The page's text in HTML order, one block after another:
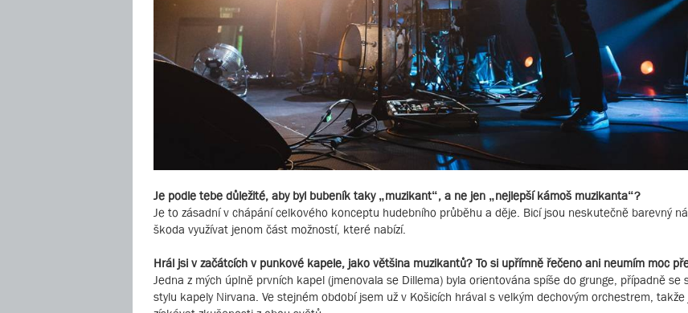
Je podle tebe důležité, aby byl bubeník taky „muzikant“, a ne jen „nejlepší kámoš muzikanta“?
Je to zásadní v chápání celkového konceptu hudebního průběhu a děje. Bicí jsou neskutečně barevný
škoda využívat jenom část možností, které nabízí.
Hrál jsi v začátcích v punkové kapele, jako většina muzikantů? To si upřímně řečeno ani neumím moc
Jedna z mých úplně prvních kapel (jmenovala se Dillema) byla orientována spíše do grunge, případně se
stylu kapely Nirvana. Ve stejném období jsem už v Košicích hrával s velkým dechovým orchestrem,